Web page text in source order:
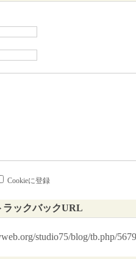
Cookieに登録
ラックバックURL
studio75/blog/tb.php/5679